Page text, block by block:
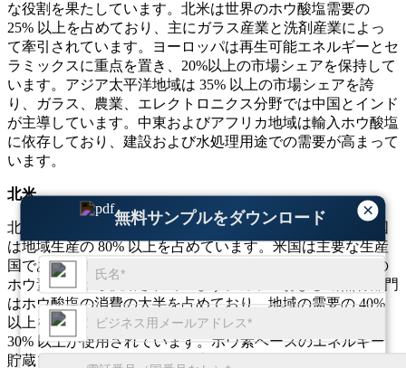
×
無料サンプルをダウンロード
な役割を果たしています。北米は世界のホウ酸塩需要の
25% 以上を占めており、主にガラス産業と洗剤産業によっ
て牽引されています。ヨーロッパは再生可能エネルギーとセ
ラミックスに重点を置き、20%以上の市場シェアを保持して
います。アジア太平洋地域は 35% 以上の市場シェアを誇
り、ガラス、農業、エレクトロニクス分野では中国とインド
が主導しています。中東およびアフリカ地域は輸入ホウ酸塩
に依存しており、建設および水処理用途での需要が高まって
います。
北米
北米は世界のホウ酸塩市場の 25% 以上を占めており、米国
は地域生産の 80% 以上を占めています。米国は主要な生産
国であり、ホウ酸塩供給量の 60% 以上がカリフォルニアの
ホウ素鉱山から供給されています。ガラスおよび断熱材部門
はホウ酸塩の消費の大半を占めており、地域の需要の 40%
以上を占めています。洗剤業界では、北米のホウ酸塩の
30% 以上が使用されています。ホウ素ベースのエネルギー
貯蔵ソリューションの採用の増加により、近年需要が 20%